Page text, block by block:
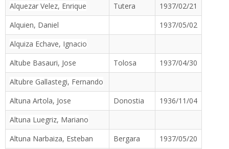
Alquezar Velez, Enrique
Tutera
1937/02/21
Alquien, Daniel
1937/05/02
Alquiza Echave, Ignacio
Altube Basauri, Jose
Tolosa
1937/04/30
Altubre Gallastegi, Fernando
Altuna Artola, Jose
Donostia
1936/11/04
Altuna Luegriz, Mariano
Altuna Narbaiza, Esteban
Bergara
1937/05/20